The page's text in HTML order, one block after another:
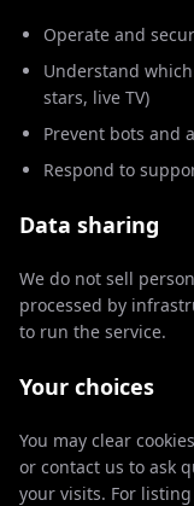
Operate and
Understand
stars, live TV)
Prevent bots and
Respond to
Data sharing
We do not sell
processed by
to run the service.
Your choices
You may clear
or contact us to ask
your visits. For